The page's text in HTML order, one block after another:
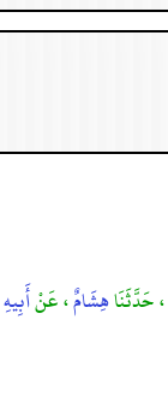
، حَدَّثَنَاهِشَامٌ، عَنْأَبِيهِ